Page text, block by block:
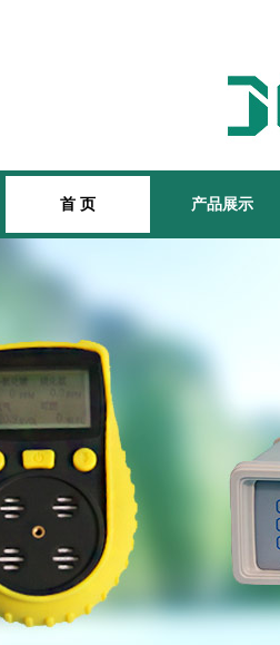
首 页 产品展示